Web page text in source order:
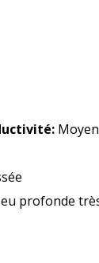
profonde